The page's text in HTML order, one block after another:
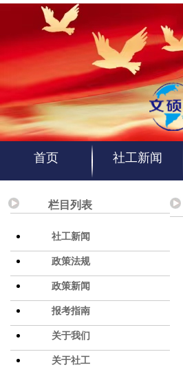
首页 社工新闻
栏目列表
社工新闻
政策法规
政策新闻
报考指南
关于我们
关于社工